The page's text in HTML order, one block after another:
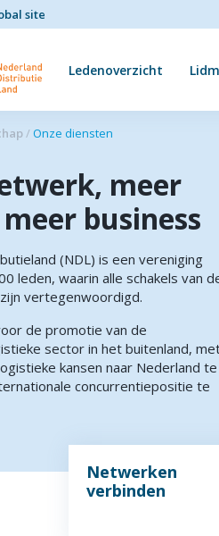
site
Ledenoverzicht
/ Onze diensten
meer
business
(NDL) is een vereniging
leden, waarin alle schakels van
vertegenwoordigd.
de promotie van de
sector in het buitenland,
kansen naar Nederland te
concurrentiepositie te
Netwerken
verbinden